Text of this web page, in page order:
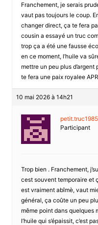
Franchement, je serais
vaut pas toujours le coup.
changer direct, ça te fera
cousin a essayé un truc
trop ça a été une fausse
en ce moment, l’huile va
mettre un peu plus
te fera une paix royalee
10 mai 2026 à 14h21
petit.truc1985
Participant
Trop bien . Franchement,
cest souvent temporaire et
est vraiment abîmè, vaut
général, ça coûte un peu
même point dans quelques
l’huile qui s’épaissit, c’est